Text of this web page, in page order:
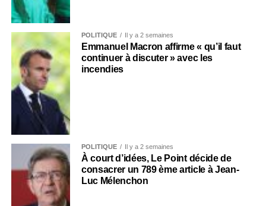
POLITIQUE Il y a 2 semaines
Emmanuel Macron affirme « qu’il faut
continuer à discuter » avec les
incendies
POLITIQUE Il y a 2 semaines
À court d’idées, Le Point décide de
consacrer un 789 ème article à Jean-
Luc Mélenchon